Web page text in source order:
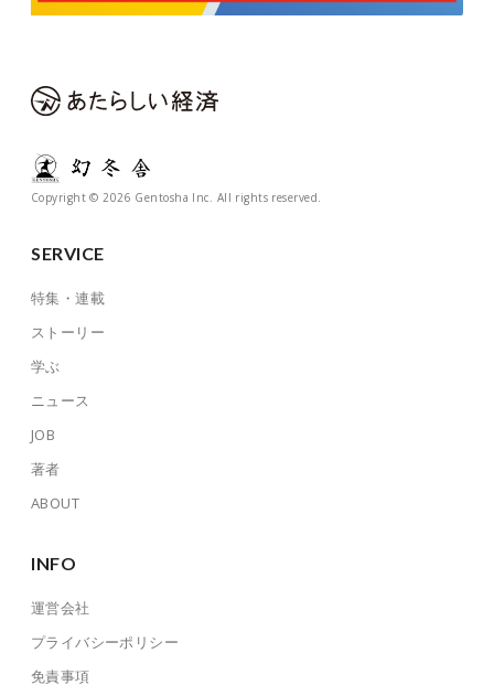
Copyright © 2026 Gentosha Inc. All rights reserved.
SERVICE
特集・連載
ストーリー
学ぶ
ニュース
JOB
著者
ABOUT
INFO
運営会社
プライバシーポリシー
免責事項